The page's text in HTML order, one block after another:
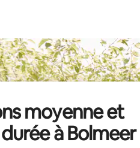
moyenne et
à Bolmeer